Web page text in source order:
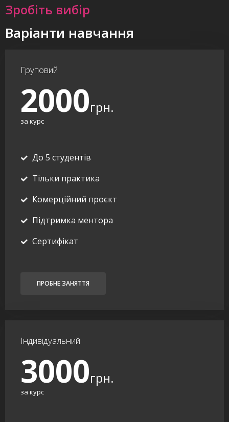
Зробіть вибір
Варіанти навчання
Груповий
2000грн.
за курс
До 5 студентів
Тільки практика
Комерційний проєкт
Підтримка ментора
Сертифікат
ПРОБНЕ ЗАНЯТТЯ
Індивідуальний
3000грн.
за курс